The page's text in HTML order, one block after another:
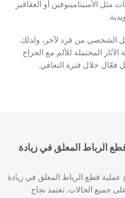
مثل الأسيتامينوفين أو العقاقير
الشخصي من فرد لآخر، ولذلك
المحتملة للألم مع الجراح
فعّال خلال فترة التعافي.
الرباط المعلق في زيادة
عملية قطع الرباط المعلق في زيادة
جميع الحالات. تعتمد نجاح